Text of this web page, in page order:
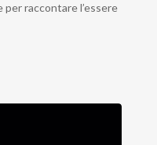
raccontare l’essere